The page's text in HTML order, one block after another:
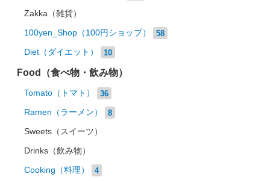
Zakka（雑貨）
100yen_Shop（100円ショップ） 58
Diet（ダイエット） 10
Food（食べ物・飲み物）
Tomato（トマト） 36
Ramen（ラーメン） 8
Sweets（スイーツ）
Drinks（飲み物）
Cooking（料理） 4